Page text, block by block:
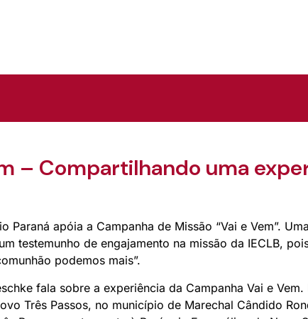
– Compartilhando uma
Paraná apóia a Campanha de Missão “Vai e Vem”.
testemunho de engajamento na missão da IECLB,
podemos mais”.
fala sobre a experiência da Campanha Vai e
Três Passos, no município de Marechal Cândido